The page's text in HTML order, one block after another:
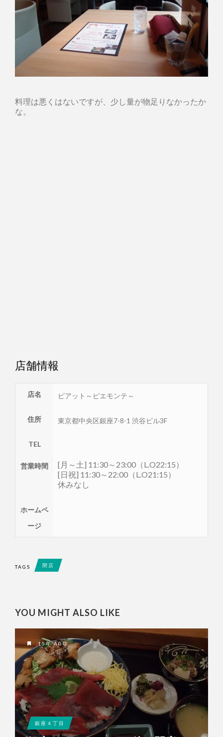
料理は悪くはないですが、少し量が物足りなかったか
な。
店舗情報
店名 ピアット～ピエモンテ～
住所 東京都中央区銀座7-8-1 渋谷ビル3F
TEL
営業時間
[月～土] 11:30～23:00（L.O22:15）
[日祝] 11:30～22:00（L.O21:15）
休みなし
ホームペ
ージ
TAGS 閉店
YOU MIGHT ALSO LIKE
15年 AGO
銀座４丁目